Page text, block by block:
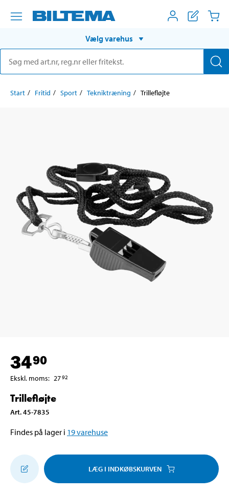
Vælg varehus
Start Fritid Sport Tekniktræning Trillefløjte
3490
Ekskl. moms: 2792
Trillefløjte
Art.45-7835
Findes på lager i 19varehuse
LÆG I INDKØBSKURVEN